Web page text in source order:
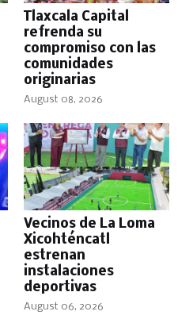
Tlaxcala Capital
refrenda su
compromiso con las
comunidades
originarias
August 08, 2026
Vecinos de La Loma
Xicohténcatl
estrenan
instalaciones
deportivas
August 06, 2026